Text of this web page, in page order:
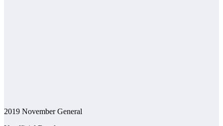
2019 November General